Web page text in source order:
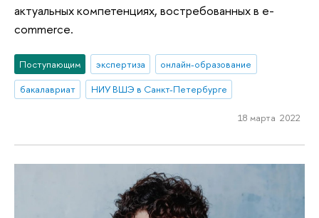
актуальных компетенциях, востребованных в e-
commerce.
Поступающим экспертиза
онлайн-образование
бакалавриат
НИУ ВШЭ в Санкт-Петербурге
18 марта 2022